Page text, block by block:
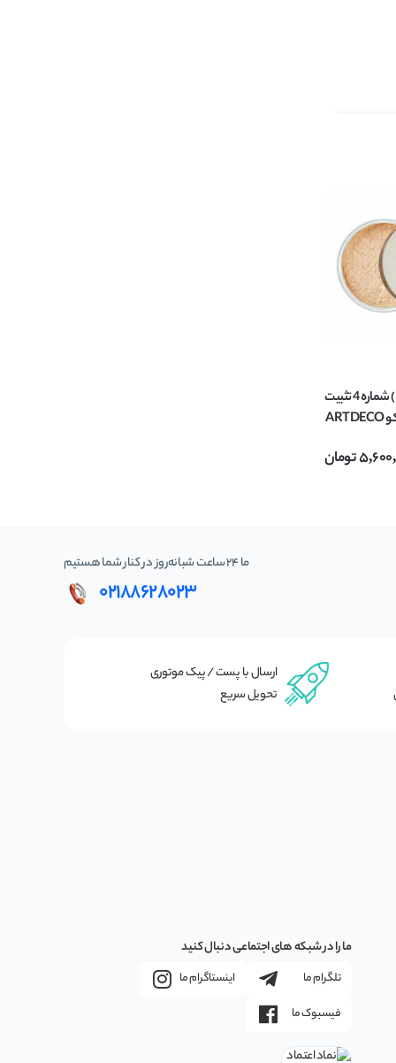
پودر فیکس ( بیک ) شماره 4 تثبیت
کننده آرایش آرت دکو ARTDECO
تومان
ما 24 ساعت شبانه‌روز در کنار شما هستیم
02188628023
ارسال با پست / پیک موتوری
تحویل سریع
ما را در شبکه های اجتماعی دنبال کنید
تلگرام ما
اینستاگرام ما
فیسبوک ما